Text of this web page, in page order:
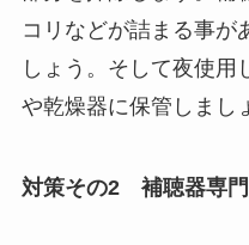
コリなどが詰まる事が
しょう。そして夜使用
や乾燥器に保管しまし
対策その2 補聴器専